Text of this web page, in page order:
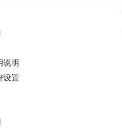
说明
设置